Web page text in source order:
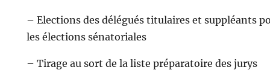
– Elections des délégués titulaires et suppléants
les élections sénatoriales
– Tirage au sort de la liste préparatoire des jurys